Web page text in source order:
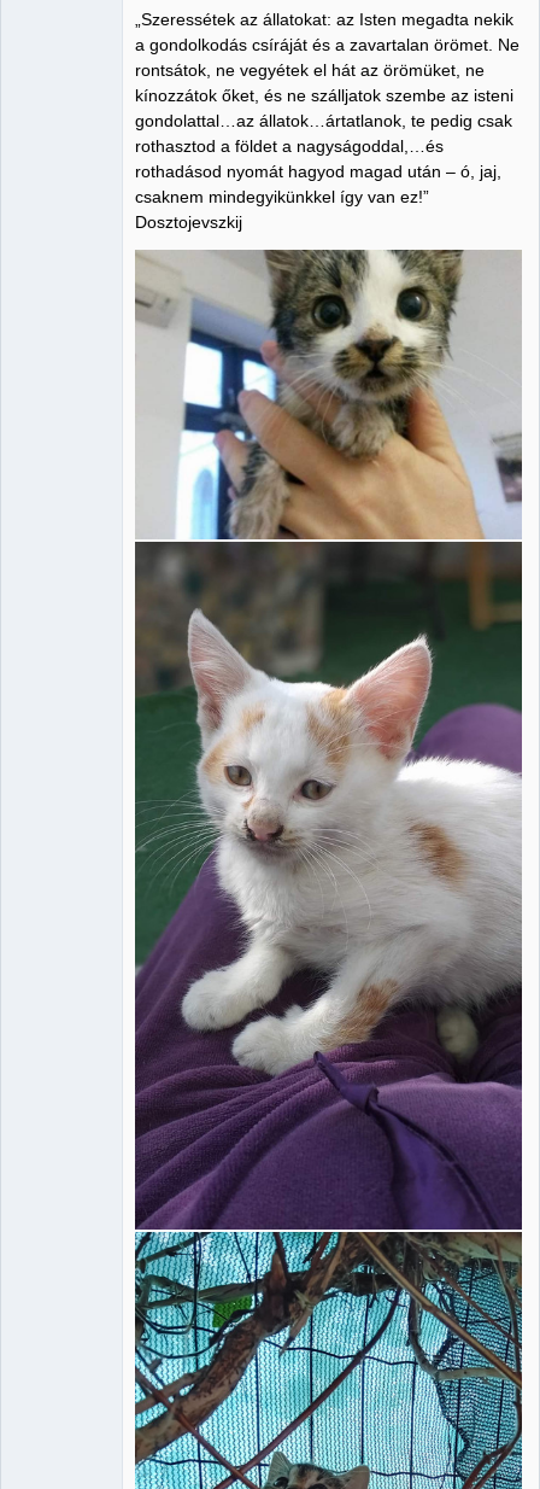
„Szeressétek az állatokat: az Isten megadta nekik
a gondolkodás csíráját és a zavartalan örömet. Ne
rontsátok, ne vegyétek el hát az örömüket, ne
kínozzátok őket, és ne szálljatok szembe az isteni
gondolattal…az állatok…ártatlanok, te pedig csak
rothasztod a földet a nagyságoddal,…és
rothadásod nyomát hagyod magad után – ó, jaj,
csaknem mindegyikünkkel így van ez!”
Dosztojevszkij